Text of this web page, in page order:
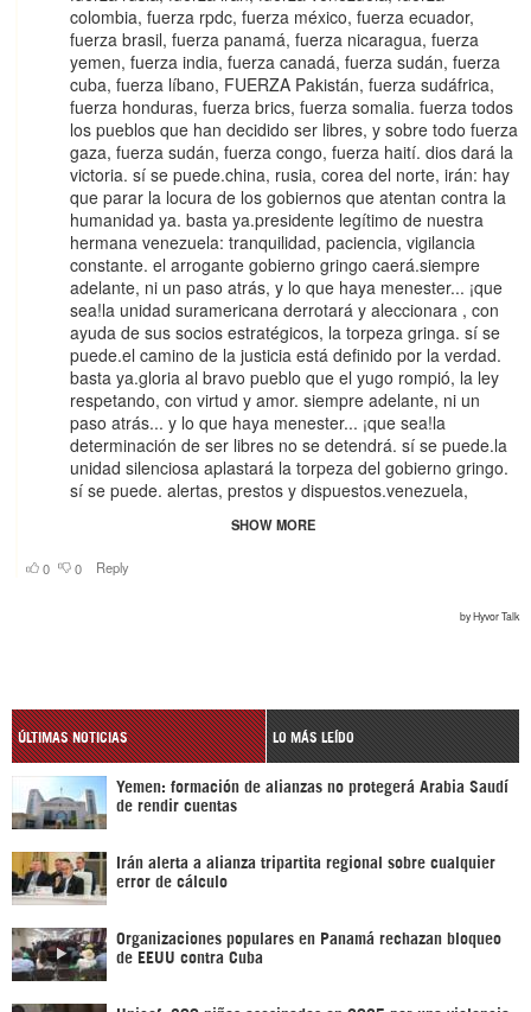
ÚLTIMAS NOTICIAS LO MÁS LEÍDO
Yemen: formación de alianzas no protegerá Arabia Saudí
de rendir cuentas
Irán alerta a alianza tripartita regional sobre cualquier
error de cálculo
Organizaciones populares en Panamá rechazan bloqueo
de EEUU contra Cuba